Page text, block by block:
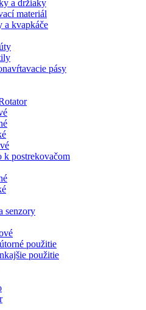
a držiaky
materiál
a kvapkáče
pásy
k postrekovačom
senzory
použitie
použitie